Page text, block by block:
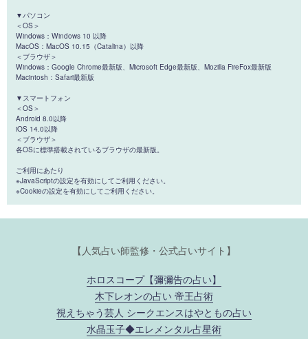
▼パソコン
＜OS＞
Windows：Windows 10 以降
MacOS：MacOS 10.15（Catalina）以降
＜ブラウザ＞
Windows：Google Chrome最新版、Microsoft Edge最新版、Mozilla FireFox最新版
Macintosh：Safari最新版
▼スマートフォン
＜OS＞
Android 8.0以降
iOS 14.0以降
＜ブラウザ＞
各OSに標準搭載されているブラウザの最新版。
ご利用にあたり
※JavaScriptの設定を有効にしてご利用ください。
※Cookieの設定を有効にしてご利用ください。
【人気占い師監修・公式占いサイト】
ホロスコープ【彌彌告の占い】
木下レオンの占い 帝王占術
視えちゃう芸人 シークエンスはやともの占い
水晶玉子◆エレメンタル占星術